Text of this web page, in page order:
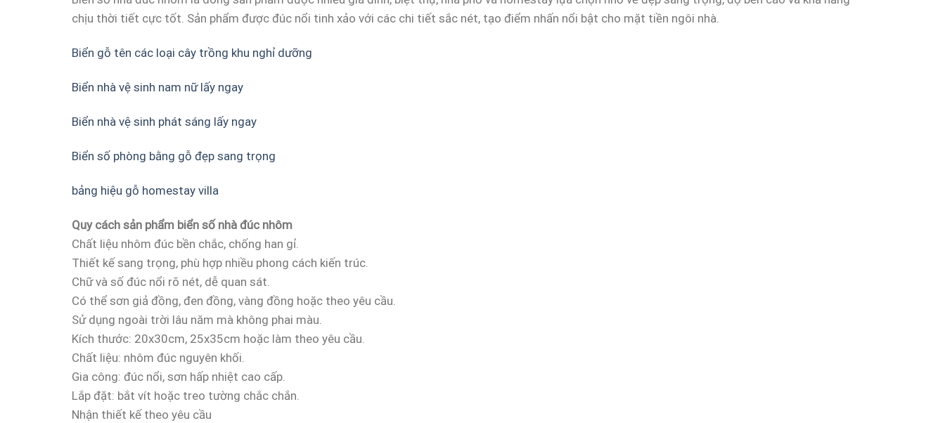
chịu thời tiết cực tốt. Sản phẩm được đúc nổi tinh xảo với các chi tiết sắc nét, tạo điểm nhấn nổi bật cho mặt tiền ngôi nhà.
Biển gỗ tên các loại cây trồng khu nghỉ dưỡng
Biển nhà vệ sinh nam nữ lấy ngay
Biển nhà vệ sinh phát sáng lấy ngay
Biển số phòng bằng gỗ đẹp sang trọng
bảng hiệu gỗ homestay villa
Quy cách sản phẩm biển số nhà đúc nhôm
Chất liệu nhôm đúc bền chắc, chống han gỉ.
Thiết kế sang trọng, phù hợp nhiều phong cách kiến trúc.
Chữ và số đúc nổi rõ nét, dễ quan sát.
Có thể sơn giả đồng, đen đồng, vàng đồng hoặc theo yêu cầu.
Sử dụng ngoài trời lâu năm mà không phai màu.
Kích thước: 20x30cm, 25x35cm hoặc làm theo yêu cầu.
Chất liệu: nhôm đúc nguyên khối.
Gia công: đúc nổi, sơn hấp nhiệt cao cấp.
Lắp đặt: bắt vít hoặc treo tường chắc chắn.
Nhận thiết kế theo yêu cầu